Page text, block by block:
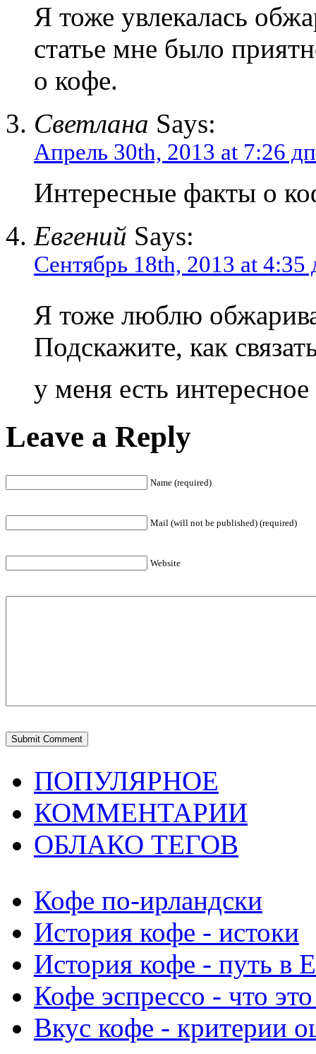
Я тоже увлекалась
статье мне было
о кофе.
Светлана Says:
Апрель 30th, 2013 at 7:26 дп
Интересные факты о
Евгений Says:
Сентябрь 18th, 2013 at 4:35
Я тоже люблю
Подскажите, как
у меня есть
Leave a Reply
Name (required)
Mail (will not be published) (required)
Website
ПОПУЛЯРНОЕ
КОММЕНТАРИИ
ОБЛАКО ТЕГОВ
Кофе по-ирландски
История кофе - истоки
История кофе - путь в
Кофе эспрессо - что это
Вкус кофе - критерии